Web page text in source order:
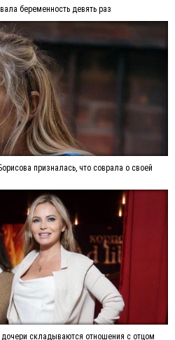
беременность девять раз
призналась, что соврала о своей
складываются отношения с отцом